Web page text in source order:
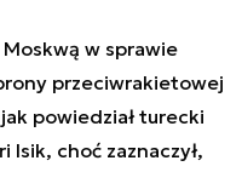
w sprawie
przeciwrakietowej
powiedział turecki
choć zaznaczył,